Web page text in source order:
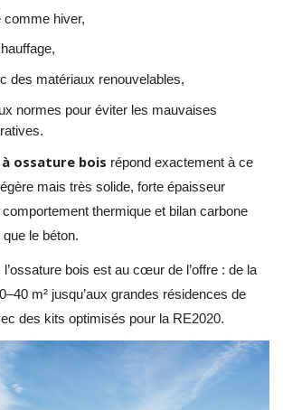
comme hiver,
des matériaux renouvelables,
normes pour éviter les mauvaises
ossature bois répond exactement à ce
mais très solide, forte épaisseur
comportement thermique et bilan carbone
le béton.
l’ossature bois est au cœur de l’offre : de la
m² jusqu’aux grandes résidences de
des kits optimisés pour la RE2020.